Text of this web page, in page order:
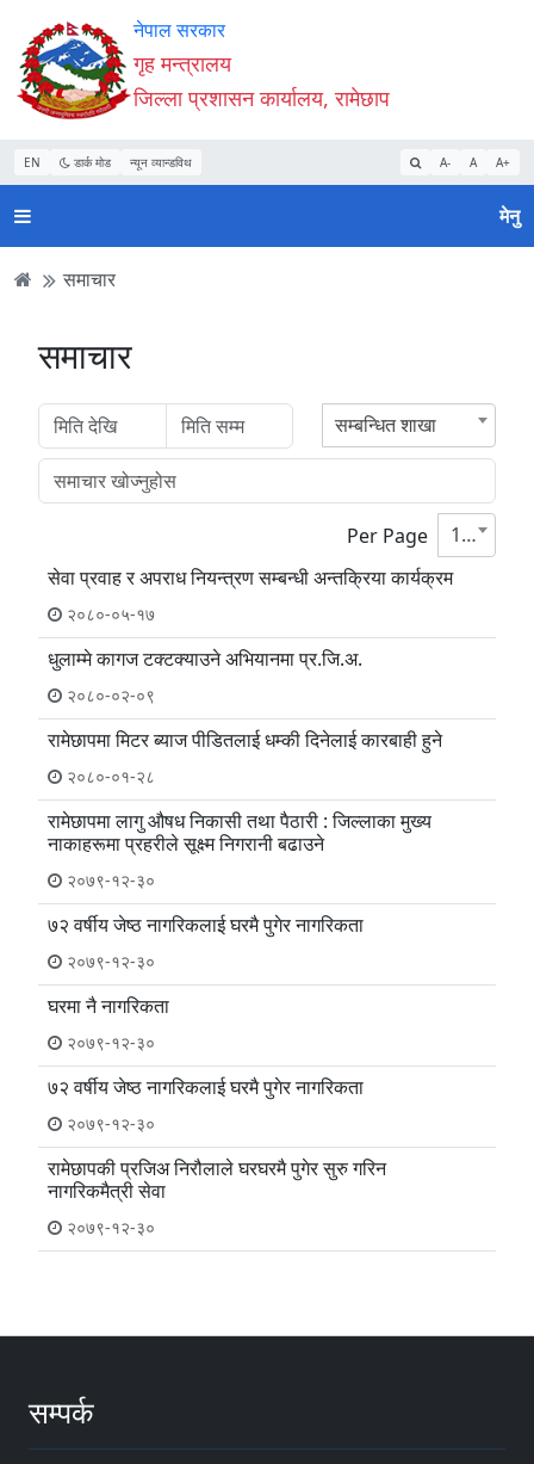
Accessibility
Mode
सुरु
गर्नुहोस्
सामाग्री
पढ्नुहाेस्
नेभिगेसन
पढ्नुहाेस्
वेबसाइट
खोजमा
जानुहोस्
नेपाल सरकार
गृह मन्त्रालय
जिल्ला प्रशासन कार्यालय, रामेछाप
EN डार्क मोड न्यून व्यान्डविथ A- A A+
मेनु
समाचार
समाचार
सम्बन्धित शाखा
Per Page
10
सेवा प्रवाह र अपराध नियन्त्रण सम्बन्धी अन्तक्रिया कार्यक्रम
२०८०-०५-१७
धुलाम्मे कागज टक्टक्याउने अभियानमा प्र‍.जि.अ.
२०८०-०२-०९
रामेछापमा मिटर ब्याज पीडितलाई धम्की दिनेलाई कारबाही हुने
२०८०-०१-२८
रामेछापमा लागु औषध निकासी तथा पैठारी : जिल्लाका मुख्य
नाकाहरूमा प्रहरीले सूक्ष्म निगरानी बढाउने
२०७९-१२-३०
७२ वर्षीय जेष्ठ नागरिकलाई घरमै पुगेर नागरिकता
२०७९-१२-३०
घरमा नै नागरिकता
२०७९-१२-३०
७२ वर्षीय जेष्ठ नागरिकलाई घरमै पुगेर नागरिकता
२०७९-१२-३०
रामेछापकी प्रजिअ निरौलाले घरघरमै पुगेर सुरु गरिन
नागरिकमैत्री सेवा
२०७९-१२-३०
सम्पर्क